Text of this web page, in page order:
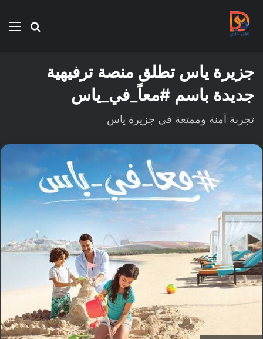
بحث
جزيرة ياس تطلق منصة ترفيهية
جديدة باسم #معاً_في_ياس
تجربة آمنة وممتعة في جزيرة ياس